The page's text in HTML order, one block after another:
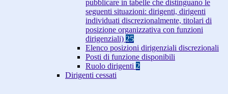
pubblicare in tabelle che distinguano le
seguenti situazioni: dirigenti, dirigenti
individuati discrezionalmente, titolari di
posizione organizzativa con funzioni
dirigenziali) 25
Elenco posizioni dirigenziali discrezionali
Posti di funzione disponibili
Ruolo dirigenti 2
Dirigenti cessati